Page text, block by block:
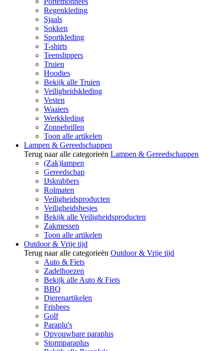
Regenkleding
Sjaals
Sokken
Sportkleding
T-shirts
Teenslippers
Truien
Hoodies
Bekijk alle Truien
Veiligheidskleding
Vesten
Waaiers
Werkkleding
Zonnebrillen
Toon alle artikelen
Lampen & Gereedschappen
Terug naar alle categorieën Lampen & Gereedschappen
(Zak)lampen
Gereedschap
IJskrabbers
Rolmaten
Veiligheidsproducten
Veiligheidshesjes
Bekijk alle Veiligheidsproducten
Zakmessen
Toon alle artikelen
Outdoor & Vrije tijd
Terug naar alle categorieën Outdoor & Vrije tijd
Auto & Fiets
Zadelhoezen
Bekijk alle Auto & Fiets
BBQ
Dierenartikelen
Frisbees
Golf
Paraplu's
Opvouwbare paraplus
Stormparaplus